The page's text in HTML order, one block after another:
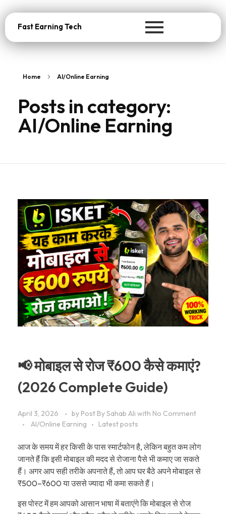
Fast Earning Tech
Home AI/Online Earning
Posts in category:
AI/Online Earning
📢 मोबाइल से रोज ₹600 कैसे कमाएं?
(2026 Complete Guide)
April 3, 2026 by Post By Sahab Ali with No Comment
AI/Online Earning
Latest posts
आज के समय में हर किसी के पास स्मार्टफोन है, लेकिन बहुत कम लोग
जानते हैं कि इसी मोबाइल की मदद से रोजाना पैसे भी कमाए जा सकते
हैं। अगर आप सही तरीके अपनाते हैं, तो आप घर बैठे अपने मोबाइल से
₹500–₹600 या उससे ज्यादा भी कमा सकते हैं।
इस पोस्ट में हम आपको आसान भाषा में बताएंगे कि मोबाइल से रोज